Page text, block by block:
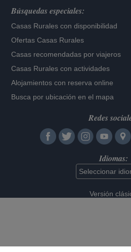
Búsquedas especiales:
Casas Rurales con disponibilidad
Ofertas Casas Rurales
Casas recomendadas por viajeros
Casas Rurales con actividades
Alojamientos con reserva online
Busca por ubicación en el mapa
Redes
Idiomas:
Versión